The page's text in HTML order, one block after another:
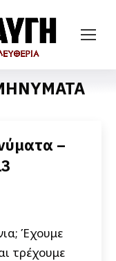
–
Έχουμε
τρέχουμε